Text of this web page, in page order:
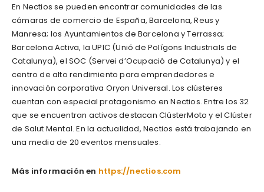
En Nectios se pueden encontrar comunidades de las
cámaras de comercio de España, Barcelona, Reus y
Manresa; los Ayuntamientos de Barcelona y Terrassa;
Barcelona Activa, la UPIC (Unió de Polígons Industrials de
Catalunya), el SOC (Servei d’Ocupació de Catalunya) y el
centro de alto rendimiento para emprendedores e
innovación corporativa Oryon Universal. Los clústeres
cuentan con especial protagonismo en Nectios. Entre los 32
que se encuentran activos destacan ClústerMoto y el Clúster
de Salut Mental. En la actualidad, Nectios está trabajando en
una media de 20 eventos mensuales.
Más información en https://nectios.com